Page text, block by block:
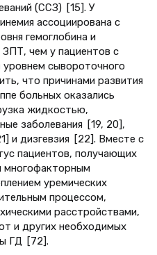
(ССЗ) [15]. У
ассоциирована с
гемоглобина и
чем у пациентов с
сывороточного
что причинами развития
больных оказались
жидкостью,
заболевания [19, 20],
и дизгевзия [22]. Вместе с
пациентов, получающих
многофакторным
уремических
процессом,
расстройствами,
и других необходимых
ГД [72].